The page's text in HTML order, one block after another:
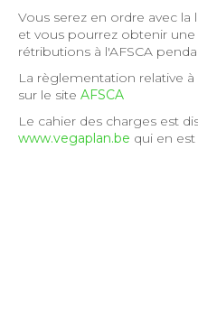
Vous serez en ordre avec
et vous pourrez obtenir une
rétributions à l'AFSCA
La règlementation relative
sur le site AFSCA
Le cahier des charges est
www.vegaplan.be qui en